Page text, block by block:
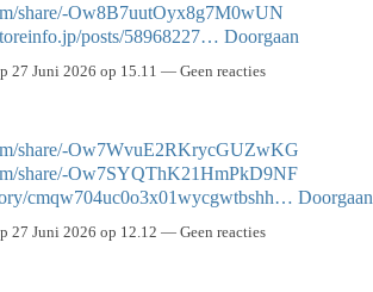
share/-Ow8B7uutOyx8g7M0wUN
posts/58968227… Doorgaan
27 Juni 2026 op 15.11 — Geen reacties
share/-Ow7WvuE2RKrycGUZwKG
share/-Ow7SYQThK21HmPkD9NF
cmqw704uc0o3x01wycgwtbshh… Doorgaan
27 Juni 2026 op 12.12 — Geen reacties